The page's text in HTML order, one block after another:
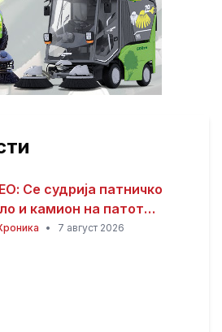
Се судрија патничко
и камион на патот
– Страж
• 7 август 2026